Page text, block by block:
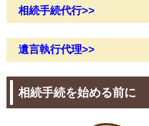
相続手続代行>>
遺言執行代理>>
相続手続を始める前に